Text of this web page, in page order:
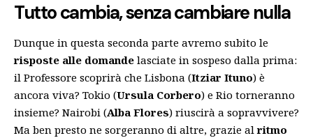
Tutto cambia, senza cambiare nulla
Dunque in questa seconda parte avremo subito le
risposte alle domande lasciate in sospeso dalla prima:
il Professore scoprirà che Lisbona (Itziar Ituno) è
ancora viva? Tokio (Ursula Corbero) e Rio torneranno
insieme? Nairobi (Alba Flores) riuscirà a sopravvivere?
Ma ben presto ne sorgeranno di altre, grazie alritmo